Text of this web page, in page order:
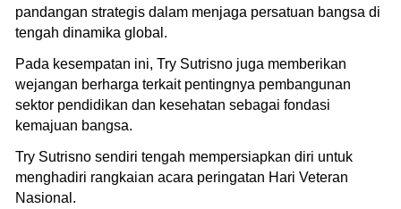
pandangan strategis dalam menjaga persatuan bangsa di
tengah dinamika global.
Pada kesempatan ini, Try Sutrisno juga memberikan
wejangan berharga terkait pentingnya pembangunan
sektor pendidikan dan kesehatan sebagai fondasi
kemajuan bangsa.
Try Sutrisno sendiri tengah mempersiapkan diri untuk
menghadiri rangkaian acara peringatan Hari Veteran
Nasional.